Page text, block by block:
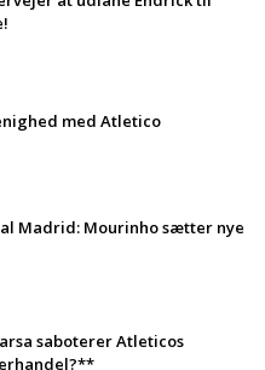
med Atletico
Madrid: Mourinho sætter nye
saboterer Atleticos